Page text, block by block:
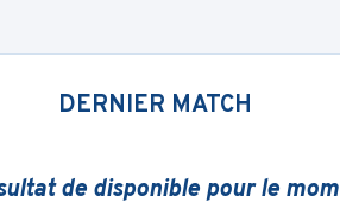
DERNIER MATCH
de disponible pour le